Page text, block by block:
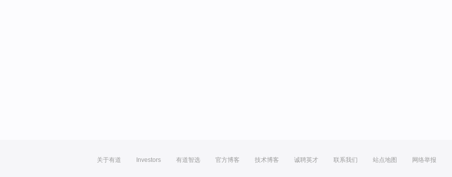
关于有道 Investors 有道智选 官方博客 技术博客 诚聘英才 联系我们 站点地图 网络举报